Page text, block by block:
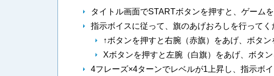
タイトル画面でSTARTボタンを押すと、ゲームを
指示ボイスに従って、旗のあげおろしを行ってく
↑ボタンを押すと右腕（赤旗）をあげ、ボタン
Xボタンを押すと左腕（白旗）をあげ、ボタン
4フレーズ×4ターンでレベルが1上昇し、指示ボ